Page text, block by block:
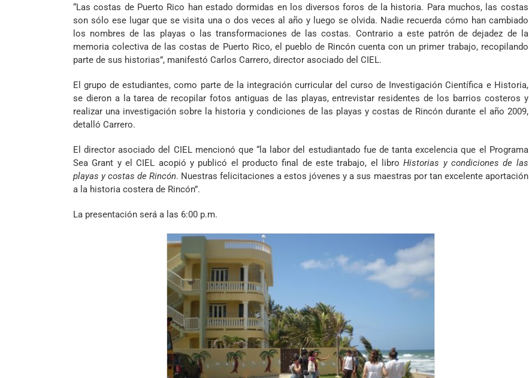
“Las costas de Puerto Rico han estado dormidas en los diversos foros de la historia. Para muchos, las costas
son sólo ese lugar que se visita una o dos veces al año y luego se olvida. Nadie recuerda cómo han cambiado
los nombres de las playas o las transformaciones de las costas. Contrario a este patrón de dejadez de la
memoria colectiva de las costas de Puerto Rico, el pueblo de Rincón cuenta con un primer trabajo, recopilando
parte de sus historias”, manifestó Carlos Carrero, director asociado del CIEL.
El grupo de estudiantes, como parte de la integración curricular del curso de Investigación Científica e Historia,
se dieron a la tarea de recopilar fotos antiguas de las playas, entrevistar residentes de los barrios costeros y
realizar una investigación sobre la historia y condiciones de las playas y costas de Rincón durante el año 2009,
detalló Carrero.
El director asociado del CIEL mencionó que “la labor del estudiantado fue de tanta excelencia que el Programa
Sea Grant y el CIEL acopió y publicó el producto final de este trabajo, el libroHistorias y condiciones de las
playas y costas de Rincón. Nuestras felicitaciones a estos jóvenes y a sus maestras por tan excelente aportación
a la historia costera de Rincón”.
La presentación será a las 6:00 p.m.